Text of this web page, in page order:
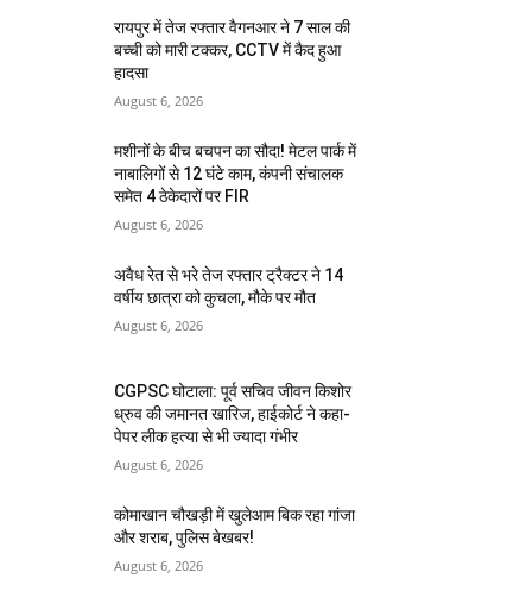
रायपुर में तेज रफ्तार वैगनआर ने 7 साल की
बच्ची को मारी टक्कर, CCTV में कैद हुआ
हादसा
August 6, 2026
मशीनों के बीच बचपन का सौदा! मेटल पार्क में
नाबालिगों से 12 घंटे काम, कंपनी संचालक
समेत 4 ठेकेदारों पर FIR
August 6, 2026
अवैध रेत से भरे तेज रफ्तार ट्रैक्टर ने 14
वर्षीय छात्रा को कुचला, मौके पर मौत
August 6, 2026
CGPSC घोटाला: पूर्व सचिव जीवन किशोर
ध्रुव की जमानत खारिज, हाईकोर्ट ने कहा-
पेपर लीक हत्या से भी ज्यादा गंभीर
August 6, 2026
कोमाखान चौखड़ी में खुलेआम बिक रहा गांजा
और शराब, पुलिस बेखबर!
August 6, 2026